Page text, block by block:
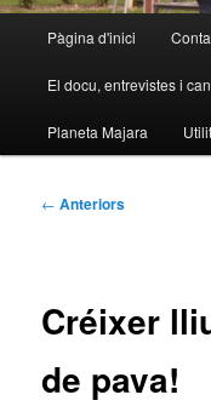
principal
Pàgina d'inici
El docu, entrevistes i
Planeta Majara
Navegació
← Anteriors
Créixer
de pava!